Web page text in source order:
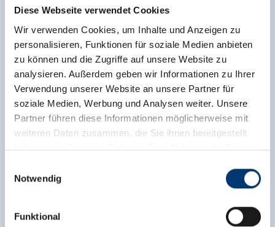
Diese Webseite verwendet Cookies
Wir verwenden Cookies, um Inhalte und Anzeigen zu
personalisieren, Funktionen für soziale Medien anbieten
zu können und die Zugriffe auf unsere Website zu
analysieren. Außerdem geben wir Informationen zu Ihrer
Verwendung unserer Website an unsere Partner für
soziale Medien, Werbung und Analysen weiter. Unsere
Partner führen diese Informationen möglicherweise mit
weiteren Daten zusammen, die Sie ihnen bereitgestellt
haben oder die sie im Rahmen Ihrer Nutzung der Dienste
Rohr 23// A-6280 Zell am Ziller
Notwendig
Funktional